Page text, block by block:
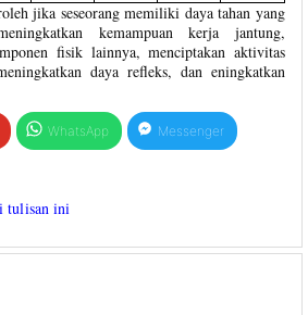
jika seseorang memiliki daya tahan yang
kemampuan kerja jantung,
fisik lainnya, menciptakan aktivitas
daya refleks, dan eningkatkan
WhatsApp Messenger
tulisan ini